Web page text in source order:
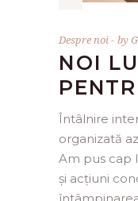
Despre noi by
NOI
Întâlnire
organizată
Am pus cap
și acțiuni